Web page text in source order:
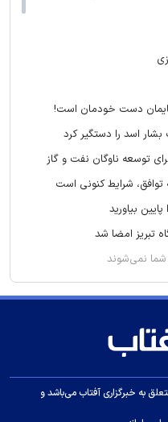
دست خودمان است!
اسد را دستگیر کرد
توافق، شرایط کنونی است
بیاورید
تبریز امضا شد
شما نمی‌شوند
بخشی از هیچ
آفتاب نیوز
دو ستاره پرسپولیس
به خبرگزاری آفتاب می‌باشد و